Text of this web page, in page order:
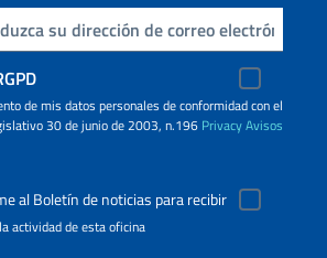
de mis datos personales de conformidad con el
30 de junio de 2003, n.196 PrivacyAvisos
al Boletín de noticias para recibir
actividad de esta oficina